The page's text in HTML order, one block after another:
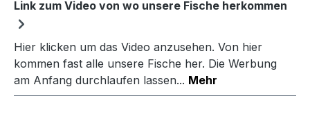
Link zum Video von wo unsere Fische herkommen
Hier klicken um das Video anzusehen. Von hier
kommen fast alle unsere Fische her. Die Werbung
am Anfang durchlaufen lassen... Mehr